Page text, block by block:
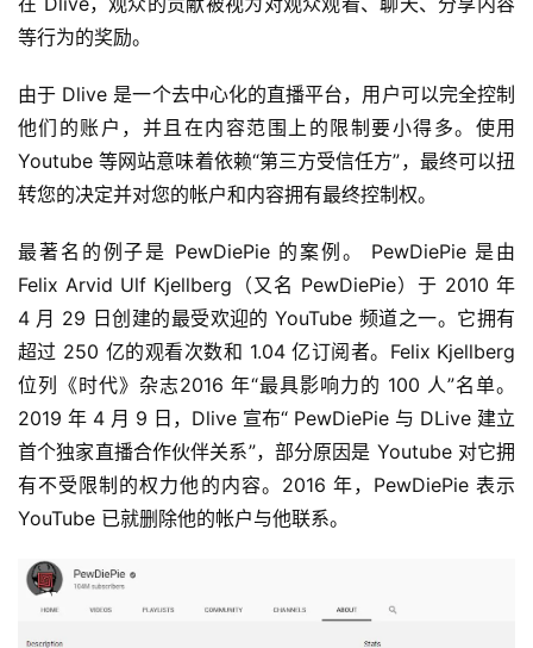
等行为的奖励。
由于 Dlive 是一个去中心化的直播平台，用户可以完全控制
他们的账户，并且在内容范围上的限制要小得多。使用
Youtube 等网站意味着依赖“第三方受信任方”，最终可以扭
转您的决定并对您的帐户和内容拥有最终控制权。
最著名的例子是 PewDiePie 的案例。 PewDiePie 是由
Felix Arvid Ulf Kjellberg（又名 PewDiePie）于 2010 年
4 月 29 日创建的最受欢迎的 YouTube 频道之一。它拥有
超过 250 亿的观看次数和 1.04 亿订阅者。Felix Kjellberg
位列《时代》杂志2016 年“最具影响力的 100 人”名单。
2019 年 4 月 9 日，Dlive 宣布“ PewDiePie 与 DLive 建立
首个独家直播合作伙伴关系”，部分原因是 Youtube 对它拥
有不受限制的权力他的内容。2016 年，PewDiePie 表示
YouTube 已就删除他的帐户与他联系。